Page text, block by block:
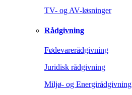
TV- og AV-løsninger
Rådgivning
Fødevarerådgivning
Juridisk rådgivning
Miljø- og Energirådgivning